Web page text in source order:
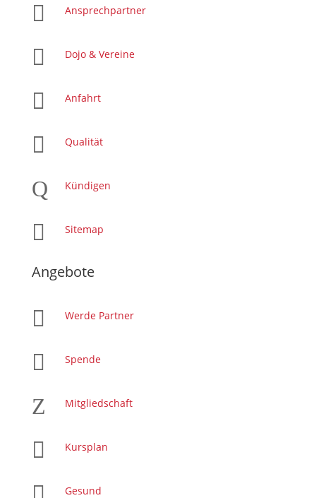
 Ansprechpartner
 Dojo & Vereine
 Anfahrt
 Qualität
Q Kündigen
 Sitemap
Angebote
 Werde Partner
 Spende
Z Mitgliedschaft
 Kursplan
Gesund